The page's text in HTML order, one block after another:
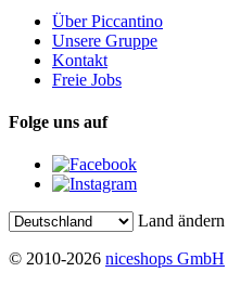
Über Piccantino
Unsere Gruppe
Kontakt
Freie Jobs
Folge uns auf
Land ändern
© 2010-2026 niceshops GmbH